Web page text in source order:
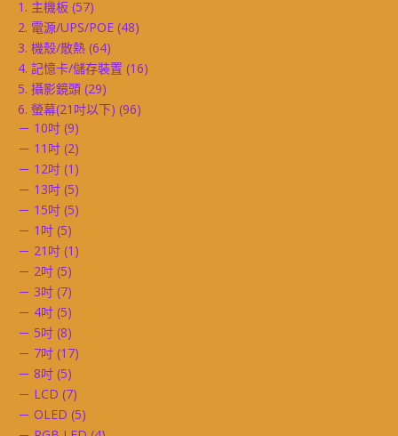
1. 主機板 (57)
2. 電源/UPS/POE (48)
3. 機殼/散熱 (64)
4. 記憶卡/儲存裝置 (16)
5. 攝影鏡頭 (29)
6. 螢幕(21吋以下) (96)
－ 10吋 (9)
－ 11吋 (2)
－ 12吋 (1)
－ 13吋 (5)
－ 15吋 (5)
－ 1吋 (5)
－ 21吋 (1)
－ 2吋 (5)
－ 3吋 (7)
－ 4吋 (5)
－ 5吋 (8)
－ 7吋 (17)
－ 8吋 (5)
－ LCD (7)
－ OLED (5)